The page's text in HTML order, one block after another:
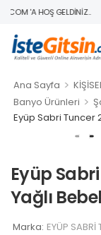
'A HOŞ GELDINIZ..
Ana Sayfa >
Banyo Ürünleri >
Eyüp Sabri Tuncer
Eyüp
Yağlı
Marka: EYÜP SABRİ